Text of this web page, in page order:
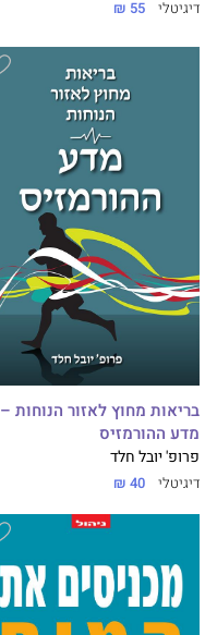
דיגיטלי 55 ₪
בריאות מחוץ לאזור הנוחות –
מדע ההורמזיס
פרופ' יובל חלד
דיגיטלי 40 ₪